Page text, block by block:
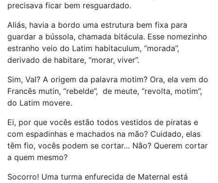
precisava ficar bem resguardado.
Aliás, havia a bordo uma estrutura bem fixa para
guardar a bússola, chamada bitácula. Esse nomezinho
estranho veio do Latim habitaculum, “morada”,
derivado de habitare, “morar, viver”.
Sim, Val? A origem da palavra motim? Ora, ela vem do
Francês mutin, “rebelde”, de meute, “revolta, motim”,
do Latim movere.
Ei, por que vocês estão todos vestidos de piratas e
com espadinhas e machados na mão? Cuidado, elas
têm fio, vocês podem se cortar… Não? Querem cortar
a quem mesmo?
Socorro! Uma turma enfurecida de Maternal está